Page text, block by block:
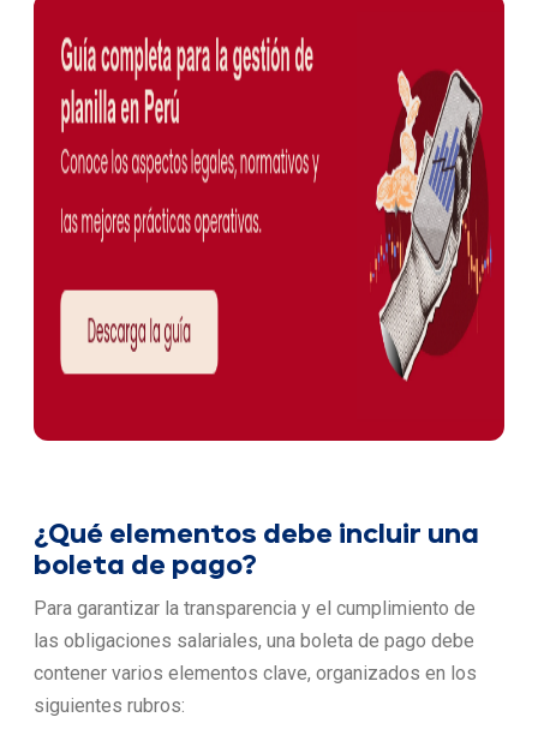
¿Qué elementos debe incluir una
boleta de pago?
Para garantizar la transparencia y el cumplimiento de
las obligaciones salariales, una boleta de pago debe
contener varios elementos clave, organizados en los
siguientes rubros: